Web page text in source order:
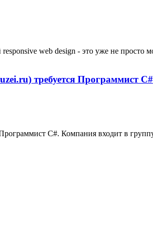
web design - это уже не просто
требуется Программист С#
С#. Компания входит в